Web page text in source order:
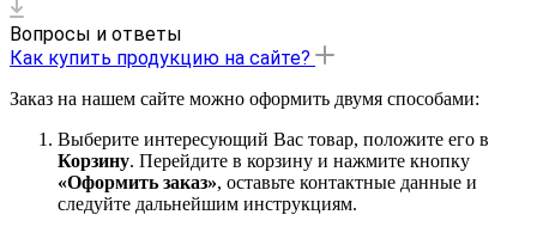
Вопросы и ответы
Как купить продукцию на сайте?
Заказ на нашем сайте можно оформить двумя способами:
Выберите интересующий Вас товар, положите его в
Корзину. Перейдите в корзину и нажмите кнопку
«Оформить заказ», оставьте контактные данные и
следуйте дальнейшим инструкциям.